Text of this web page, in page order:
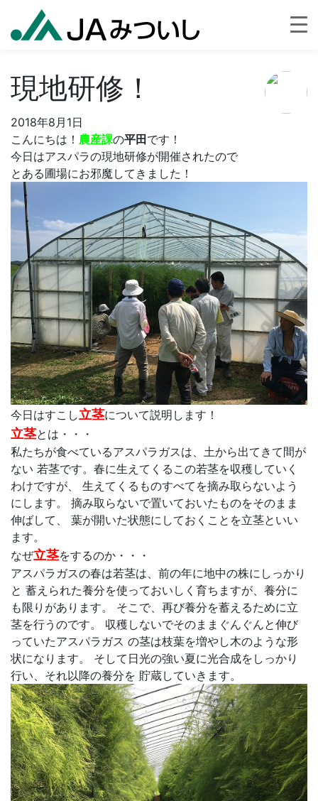
現地研修！
2018年8月1日
こんにちは！ 農産課の平田 です！
今日はアスパラの現地研修が開催されたので
とある圃場にお邪魔してきました！
今日はすこし立茎について説明します！
立茎とは・・・
私たちが食べているアスパラガスは、土から出てきて間が
ない 若茎です。春に生えてくるこの若茎を収穫していく
わけですが、
生えてくるものすべてを摘み取らないよう
にします。
摘み取らないで置いておいたものをそのまま
伸ばして、
葉が開いた状態にしておくことを立茎といい
ます。
なぜ立茎をするのか・・・
アスパラガスの春は若茎は、前の年に地中の株にしっかり
と 蓄えられた養分を使っておいしく育ちますが、養分に
も限りがあります。
そこで、再び養分を蓄えるために立
茎を行うのです。
収穫しないでそのままぐんぐんと伸び
っていたアスパラガス の茎は枝葉を増やし木のような形
状になります。
そして日光の強い夏に光合成をしっかり
行い、それ以降の養分を 貯蔵していきます。